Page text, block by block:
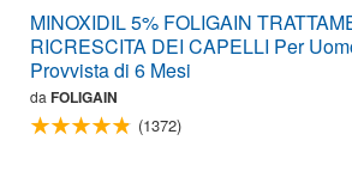
MINOXIDIL 5% FOLIGAIN
RICRESCITA DEI CAPELLI Per
Provvista di 6 Mesi
da FOLIGAIN
(1372)